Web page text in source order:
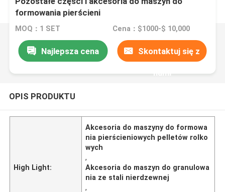
formowania pierścieni
MOQ：1 SET Cena：$1000-$ 10,000
Najlepsza cena Skontaktuj się z
nami
OPIS PRODUKTU
High Light:
Akcesoria do maszyny do formowa
nia pierścieniowych pelletów rolko
wych
,
Akcesoria do maszyn do granulowa
nia ze stali nierdzewnej
,